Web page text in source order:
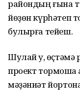
райондың ғына
йөҙөн күрһәтеп
булырға тейеш.
Шулай уҡ,
проект
мәҙәниәт